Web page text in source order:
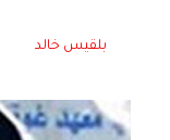
بلقيس خالد